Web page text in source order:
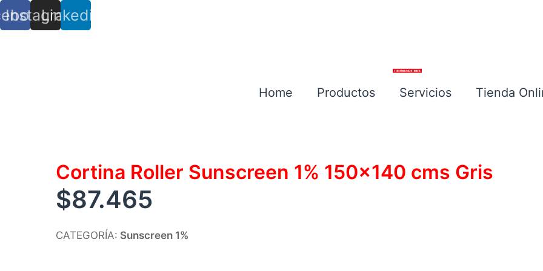
Instagram
Linkedin
Home Productos Servicios
Tienda
Cortina Roller Sunscreen 1% 150×140 cms Gris
$87.465
CATEGORÍA: Sunscreen 1%